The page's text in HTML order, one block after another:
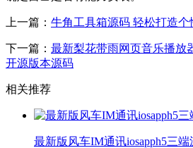
上一篇： 牛角工具箱源码 轻松打造个
下一篇： 最新梨花带雨网页音乐播放
开源版本源码
相关推荐
最新版风车IM通讯iosapph5三